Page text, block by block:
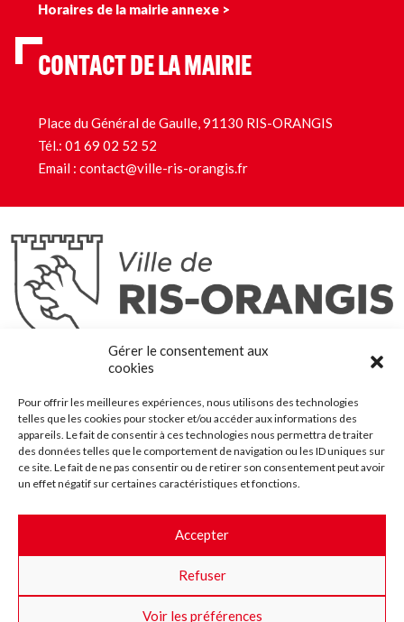
Gérer le consentement aux
cookies
Pour offrir les meilleures expériences, nous utilisons des technologies
telles que les cookies pour stocker et/ou accéder aux informations des
appareils. Le fait de consentir à ces technologies nous permettra de traiter
des données telles que le comportement de navigation ou les ID uniques sur
ce site. Le fait de ne pas consentir ou de retirer son consentement peut avoir
un effet négatif sur certaines caractéristiques et fonctions.
Accepter
Refuser
Voir les préférences
Horaires de la mairie annexe >
CONTACT DE LA MAIRIE
Place du Général de Gaulle, 91130 RIS-ORANGIS
Tél.: 01 69 02 52 52
Email : contact@ville-ris-orangis.fr
Ris-Orangis
@2022 — Tous droits réservés
Plan du site
Contact
Accessibilité
Crédits
Les marchés publics
Suggestions & Améliorations
Facebook
InstaTwitterYoutube